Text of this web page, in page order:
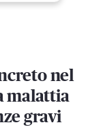
nel
malattia
gravi